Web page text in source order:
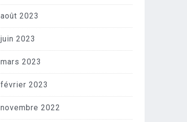
août 2023
juin 2023
mars 2023
février 2023
novembre 2022